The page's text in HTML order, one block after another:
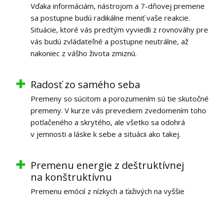
Vďaka informáciám, nástrojom a 7-dňovej premene
sa postupne budú radikálne meniť vaše reakcie.
Situácie, ktoré vás predtým vyviedli z rovnováhy pre
vás budú zvládateľné a postupne neutrálne, až
nakoniec z vášho života zmiznú.
Radosť zo samého seba
Premeny so súcitom a porozumením sú tie skutočné
premeny. V kurze vás prevediem zvedomením toho
potlačeného a skrytého, ale všetko sa odohrá
v jemnosti a láske k sebe a situácii ako takej.
Premenu energie z deštruktívnej
na konštruktívnu
Premenu emócií z nízkych a ťaživých na vyššie